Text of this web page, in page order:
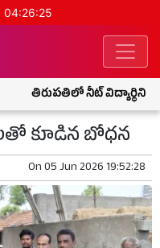
04:26:26
తిరుపతిలో నీట్ విద్యార్థిని
కూడిన బోధన
On05 Jun 2026 19:52:28